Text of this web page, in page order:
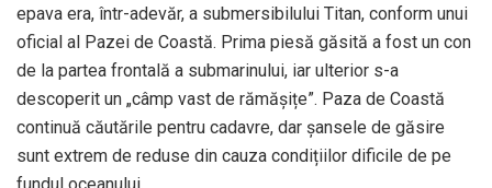
epava era, într-adevăr, a submersibilului Titan, conform unui
oficial al Pazei de Coastă. Prima piesă găsită a fost un con
de la partea frontală a submarinului, iar ulterior s-a
descoperit un „câmp vast de rămășițe”. Paza de Coastă
continuă căutările pentru cadavre, dar șansele de găsire
sunt extrem de reduse din cauza condițiilor dificile de pe